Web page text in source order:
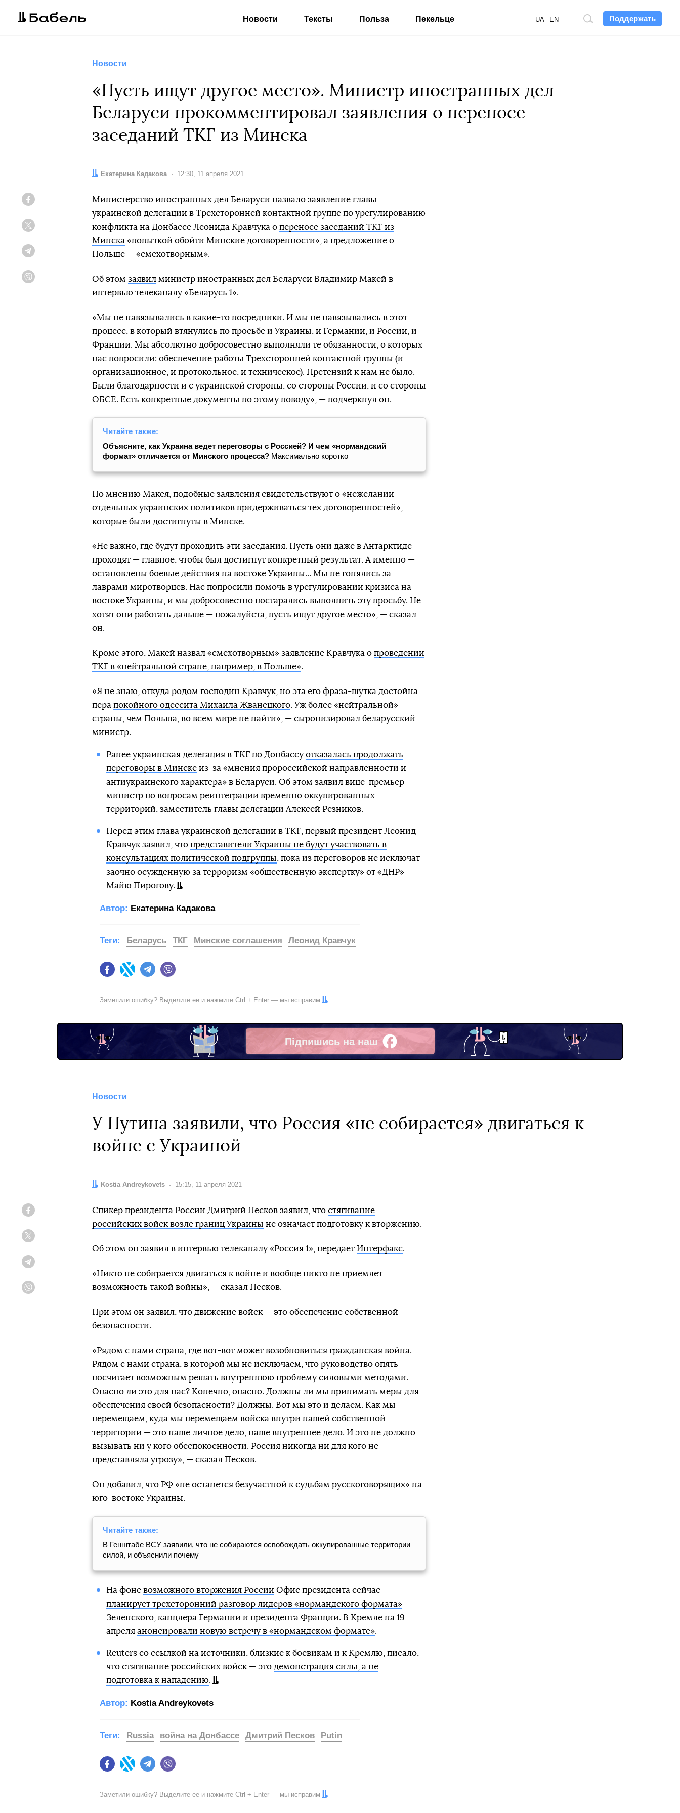
Поддержать
Поиск
UA EN
Новости Тексты Польза Пекельце
Новости
«Пусть ищут другое место». Министр иностранных дел
Беларуси прокомментировал заявления о переносе
заседаний ТКГ из Минска
Автор:
Екатерина Кадакова Дата:
12:30, 11 апреля 2021
Министерство иностранных дел Беларуси назвало заявление главы
украинской делегации в Трехсторонней контактной группе по урегулированию
конфликта на Донбассе Леонида Кравчука о переносе заседаний ТКГ из
Минска «попыткой обойти Минские договоренности», а предложение о
Польше — «смехотворным».
Об этом заявил министр иностранных дел Беларуси Владимир Макей в
интервью телеканалу «Беларусь 1».
«Мы не навязывались в какие-то посредники. И мы не навязывались в этот
процесс, в который втянулись по просьбе и Украины, и Германии, и России, и
Франции. Мы абсолютно добросовестно выполняли те обязанности, о которых
нас попросили: обеспечение работы Трехсторонней контактной группы (и
организационное, и протокольное, и техническое). Претензий к нам не было.
Были благодарности и с украинской стороны, со стороны России, и со стороны
ОБСЕ. Есть конкретные документы по этому поводу», — подчеркнул он.
Читайте также:
Объясните, как Украина ведет переговоры с Россией? И чем «нормандский
формат» отличается от Минского процесса? Максимально коротко
По мнению Макея, подобные заявления свидетельствуют о «нежелании
отдельных украинских политиков придерживаться тех договоренностей»,
которые были достигнуты в Минске.
«Не важно, где будут проходить эти заседания. Пусть они даже в Антарктиде
проходят — главное, чтобы был достигнут конкретный результат. А именно —
остановлены боевые действия на востоке Украины... Мы не гонялись за
лаврами миротворцев. Нас попросили помочь в урегулировании кризиса на
востоке Украины, и мы добросовестно постарались выполнить эту просьбу. Не
хотят они работать дальше — пожалуйста, пусть ищут другое место», — сказал
он.
Кроме этого, Макей назвал «смехотворным» заявление Кравчука о проведении
ТКГ в «нейтральной стране, например, в Польше».
«Я не знаю, откуда родом господин Кравчук, но эта его фраза-шутка достойна
пера покойного одессита Михаила Жванецкого. Уж более «нейтральной»
страны, чем Польша, во всем мире не найти», — сыронизировал беларусский
министр.
Ранее украинская делегация в ТКГ по Донбассу отказалась продолжать
переговоры в Минскеиз-за «мнения пророссийской направленности и
антиукраинского характера» в Беларуси. Об этом заявил вице-премьер —
министр по вопросам реинтеграции временно оккупированных
территорий, заместитель главы делегации Алексей Резников.
Перед этим глава украинской делегации в ТКГ, первый президент Леонид
Кравчук заявил, что представители Украины не будут участвовать в
консультациях политической подгруппы , пока из переговоров не исключат
заочно осужденную за терроризм «общественную экспертку» от «ДНР»
Майю Пирогову.
Автор: Екатерина Кадакова
FacebookTwitter Telegram
Теги: Беларусь ТКГ Минские соглашения Леонид Кравчук
Заметили ошибку? Выделите ее и нажмите Ctrl + Enter — мы исправим
Підпишись на наш
Facebook
Новости
У Путина заявили, что Россия «не собирается» двигаться к
войне с Украиной
Автор:
Kostia Andreykovets Дата:
15:15, 11 апреля 2021
Спикер президента России Дмитрий Песков заявил, что стягивание
российских войск возле границ Украины не означает подготовку к вторжению.
Об этом он заявил в интервью телеканалу «Россия 1», передает Интерфакс.
«Никто не собирается двигаться к войне и вообще никто не приемлет
возможность такой войны», — сказал Песков.
При этом он заявил, что движение войск — это обеспечение собственной
безопасности.
«Рядом с нами страна, где вот-вот может возобновиться гражданская война.
Рядом с нами страна, в которой мы не исключаем, что руководство опять
посчитает возможным решать внутреннюю проблему силовыми методами.
Опасно ли это для нас? Конечно, опасно. Должны ли мы принимать меры для
обеспечения своей безопасности? Должны. Вот мы это и делаем. Как мы
перемещаем, куда мы перемещаем войска внутри нашей собственной
территории — это наше личное дело, наше внутреннее дело. И это не должно
вызывать ни у кого обеспокоенности. Россия никогда ни для кого не
представляла угрозу», — сказал Песков.
Он добавил, что РФ «не останется безучастной к судьбам русскоговорящих» на
юго-востоке Украины.
Читайте также:
В Генштабе ВСУ заявили, что не собираются освобождать оккупированные территории
силой, и объяснили почему
На фоне возможного вторжения России Офис президента сейчас
планирует трехсторонний разговор лидеров «нормандского формата»—
Зеленского, канцлера Германии и президента Франции. В Кремле на 19
апреля анонсировали новую встречу в «нормандском формате».
Reuters со ссылкой на источники, близкие к боевикам и к Кремлю, писало,
что стягивание российских войск — это демонстрация силы, а не
подготовка к нападению.
Автор: Kostia Andreykovets
FacebookTwitter Telegram
Теги: Russia война на Донбассе Дмитрий Песков Putin
Заметили ошибку? Выделите ее и нажмите Ctrl + Enter — мы исправим